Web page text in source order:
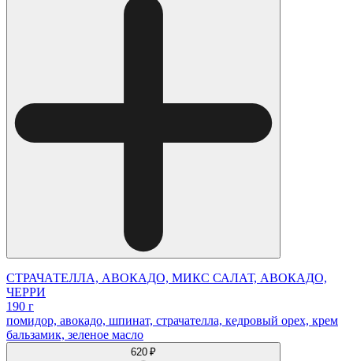
СТРАЧАТЕЛЛА, АВОКАДО, МИКС САЛАТ, АВОКАДО,
ЧЕРРИ
190 г
помидор, авокадо, шпинат, страчателла, кедровый орех, крем
бальзамик, зеленое масло
620 ₽